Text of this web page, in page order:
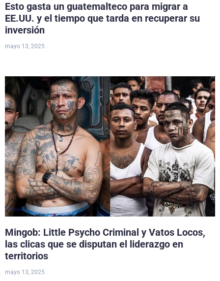
Esto gasta un guatemalteco para migrar a
EE.UU. y el tiempo que tarda en recuperar su
inversión
mayo 13, 2025
Mingob: Little Psycho Criminal y Vatos Locos,
las clicas que se disputan el liderazgo en
territorios
mayo 13, 2025